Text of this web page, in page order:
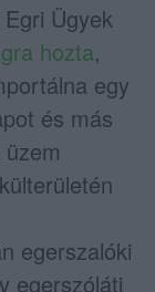
Ügyek
hozta,
egy
és más
egerszalóki
egerszóláti